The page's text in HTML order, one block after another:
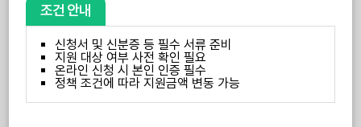
조건 안내
신청서 및 신분증 등 필수 서류 준비
지원 대상 여부 사전 확인 필요
온라인 신청 시 본인 인증 필수
정책 조건에 따라 지원금액 변동 가능